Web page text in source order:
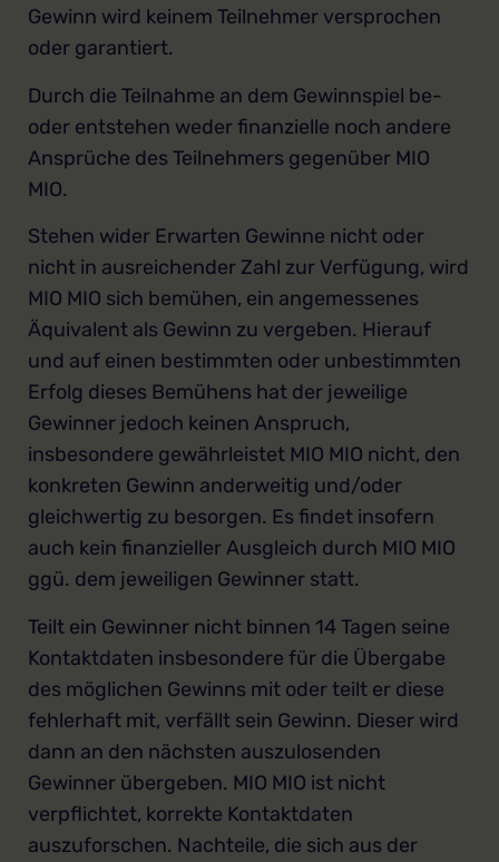
Gewinn wird keinem Teilnehmer versprochen
oder garantiert.
Durch die Teilnahme an dem Gewinnspiel be-
oder entstehen weder finanzielle noch andere
Ansprüche des Teilnehmers gegenüber MIO
MIO.
Stehen wider Erwarten Gewinne nicht oder
nicht in ausreichender Zahl zur Verfügung, wird
MIO MIO sich bemühen, ein angemessenes
Äquivalent als Gewinn zu vergeben. Hierauf
und auf einen bestimmten oder unbestimmten
Erfolg dieses Bemühens hat der jeweilige
Gewinner jedoch keinen Anspruch,
insbesondere gewährleistet MIO MIO nicht, den
konkreten Gewinn anderweitig und/oder
gleichwertig zu besorgen. Es findet insofern
auch kein finanzieller Ausgleich durch MIO MIO
ggü. dem jeweiligen Gewinner statt.
Teilt ein Gewinner nicht binnen 14 Tagen seine
Kontaktdaten insbesondere für die Übergabe
des möglichen Gewinns mit oder teilt er diese
fehlerhaft mit, verfällt sein Gewinn. Dieser wird
dann an den nächsten auszulosenden
Gewinner übergeben. MIO MIO ist nicht
verpflichtet, korrekte Kontaktdaten
auszuforschen. Nachteile, die sich aus der